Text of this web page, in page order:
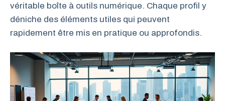
véritable boîte à outils numérique. Chaque profil y
déniche des éléments utiles qui peuvent
rapidement être mis en pratique ou approfondis.